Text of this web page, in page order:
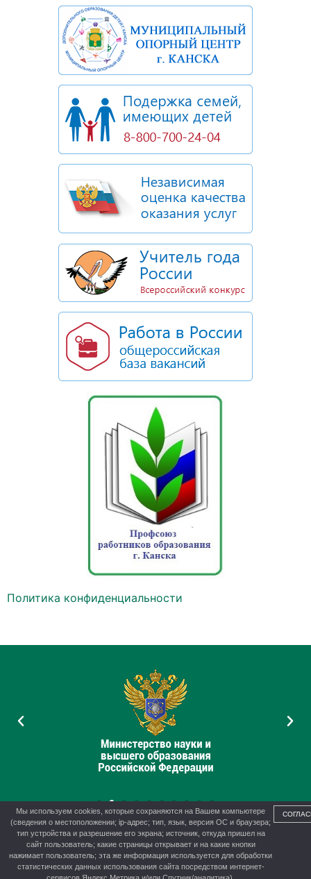
Политика конфиденциальности
© 2012-2026 г. Управление образования администрации г.
Канска
Мы используем cookies, которые сохраняются на Вашем компьютере
(сведения о местоположении; ip-адрес; тип, язык, версия ОС и браузера;
тип устройства и разрешение его экрана; источник, откуда пришел на
сайт пользователь; какие страницы открывает и на какие кнопки
нажимает пользователь; эта же информация используется для обработки
статистических данных использования сайта посредством интернет-